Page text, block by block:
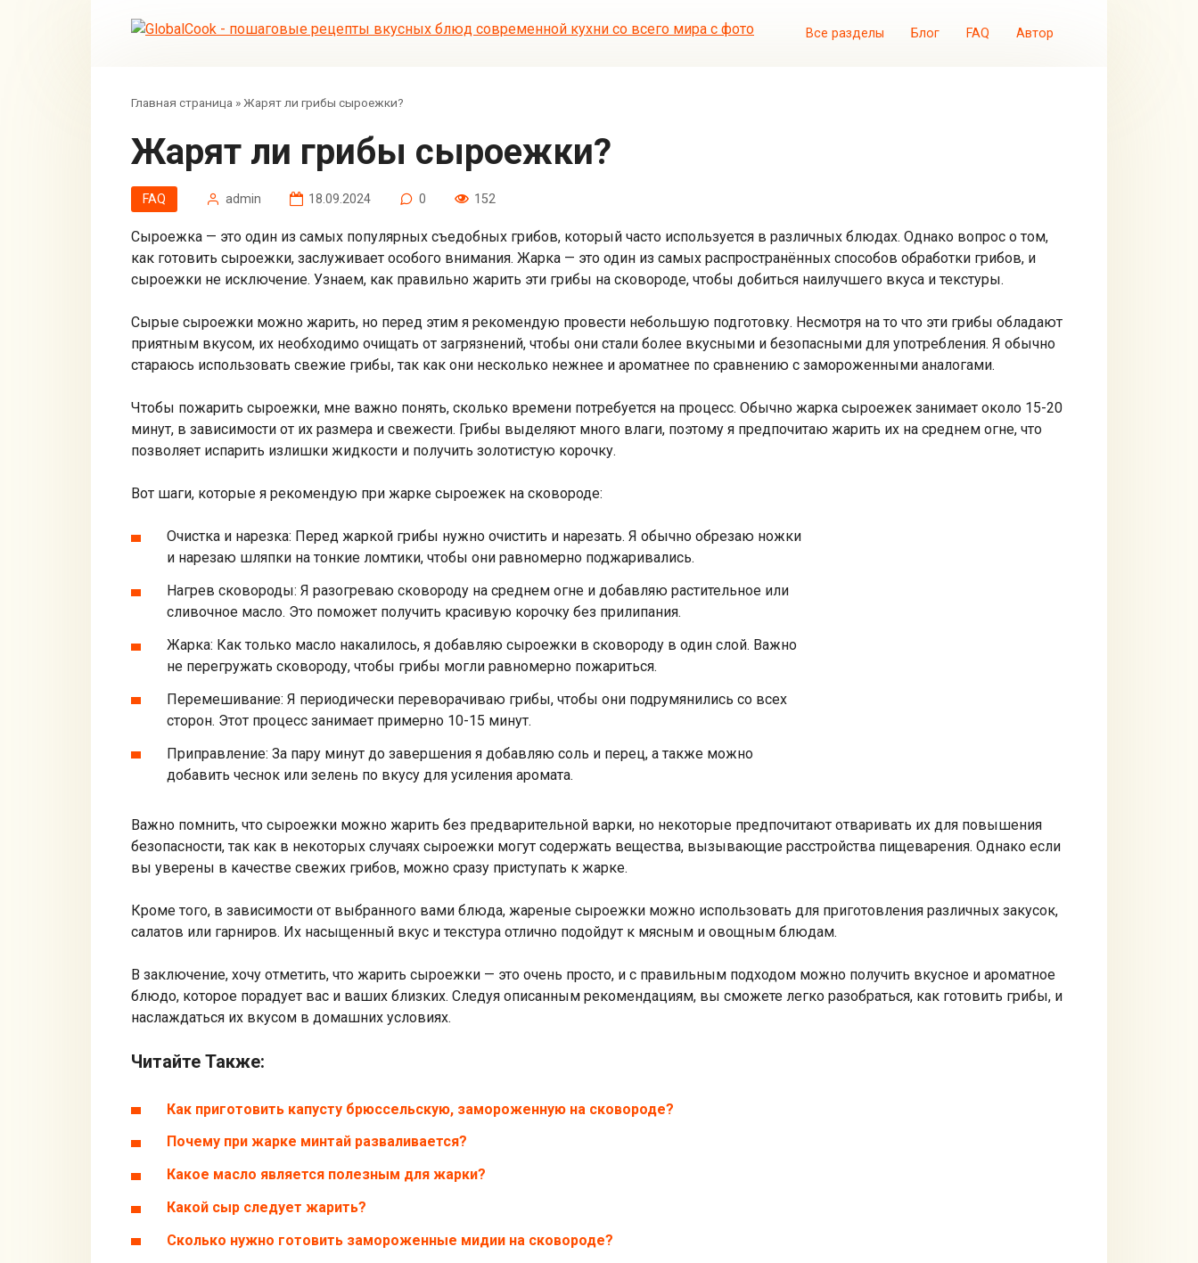
Все разделы Блог FAQ Автор
Главная страница » Жарят ли грибы сыроежки?
Жарят ли грибы сыроежки?
FAQ admin 18.09.2024 0 152
Сыроежка — это один из самых популярных съедобных грибов, который часто используется в различных блюдах. Однако вопрос о том,
как готовить сыроежки, заслуживает особого внимания. Жарка — это один из самых распространённых способов обработки грибов, и
сыроежки не исключение. Узнаем, как правильно жарить эти грибы на сковороде, чтобы добиться наилучшего вкуса и текстуры.
Сырые сыроежки можно жарить, но перед этим я рекомендую провести небольшую подготовку. Несмотря на то что эти грибы обладают
приятным вкусом, их необходимо очищать от загрязнений, чтобы они стали более вкусными и безопасными для употребления. Я обычно
стараюсь использовать свежие грибы, так как они несколько нежнее и ароматнее по сравнению с замороженными аналогами.
Чтобы пожарить сыроежки, мне важно понять, сколько времени потребуется на процесс. Обычно жарка сыроежек занимает около 15-20
минут, в зависимости от их размера и свежести. Грибы выделяют много влаги, поэтому я предпочитаю жарить их на среднем огне, что
позволяет испарить излишки жидкости и получить золотистую корочку.
Вот шаги, которые я рекомендую при жарке сыроежек на сковороде:
Очистка и нарезка: Перед жаркой грибы нужно очистить и нарезать. Я обычно обрезаю ножки
и нарезаю шляпки на тонкие ломтики, чтобы они равномерно поджаривались.
Нагрев сковороды: Я разогреваю сковороду на среднем огне и добавляю растительное или
сливочное масло. Это поможет получить красивую корочку без прилипания.
Жарка: Как только масло накалилось, я добавляю сыроежки в сковороду в один слой. Важно
не перегружать сковороду, чтобы грибы могли равномерно пожариться.
Перемешивание: Я периодически переворачиваю грибы, чтобы они подрумянились со всех
сторон. Этот процесс занимает примерно 10-15 минут.
Приправление: За пару минут до завершения я добавляю соль и перец, а также можно
добавить чеснок или зелень по вкусу для усиления аромата.
Важно помнить, что сыроежки можно жарить без предварительной варки, но некоторые предпочитают отваривать их для повышения
безопасности, так как в некоторых случаях сыроежки могут содержать вещества, вызывающие расстройства пищеварения. Однако если
вы уверены в качестве свежих грибов, можно сразу приступать к жарке.
Кроме того, в зависимости от выбранного вами блюда, жареные сыроежки можно использовать для приготовления различных закусок,
салатов или гарниров. Их насыщенный вкус и текстура отлично подойдут к мясным и овощным блюдам.
В заключение, хочу отметить, что жарить сыроежки — это очень просто, и с правильным подходом можно получить вкусное и ароматное
блюдо, которое порадует вас и ваших близких. Следуя описанным рекомендациям, вы сможете легко разобраться, как готовить грибы, и
наслаждаться их вкусом в домашних условиях.
Читайте Также:
Как приготовить капусту брюссельскую, замороженную на сковороде?
Почему при жарке минтай разваливается?
Какое масло является полезным для жарки?
Какой сыр следует жарить?
Сколько нужно готовить замороженные мидии на сковороде?